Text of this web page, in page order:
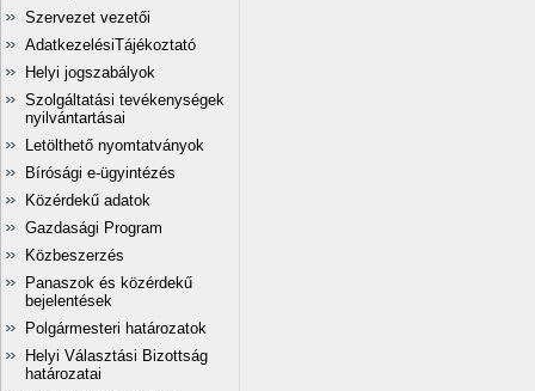
Szervezet vezetői
AdatkezelésiTájékoztató
Helyi jogszabályok
Szolgáltatási tevékenységek
nyilvántartásai
Letölthető nyomtatványok
Bírósági e-ügyintézés
Közérdekű adatok
Gazdasági Program
Közbeszerzés
Panaszok és közérdekű
bejelentések
Polgármesteri határozatok
Helyi Választási Bizottság
határozatai